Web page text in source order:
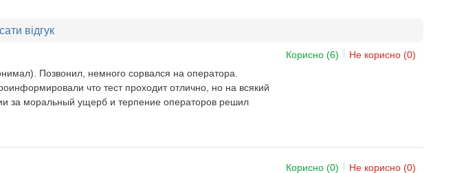
відгук
Корисно (6) Не корисно (0)
Позвонил, немного сорвался на оператора.
что тест проходит отлично, но на всякий
за моральный ущерб и терпение операторов решил
Корисно (0) Не корисно (0)